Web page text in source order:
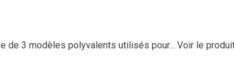
de 3 modèles polyvalents utilisés pour... Voir le